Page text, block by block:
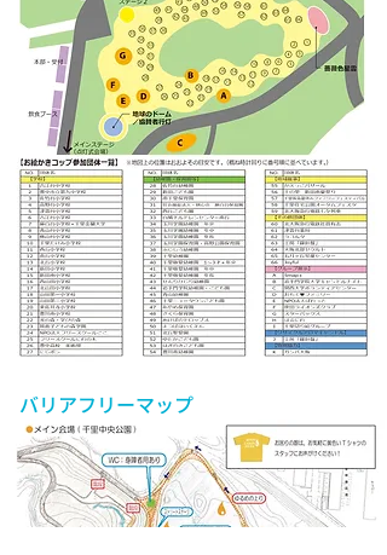
バリアフリーマップ